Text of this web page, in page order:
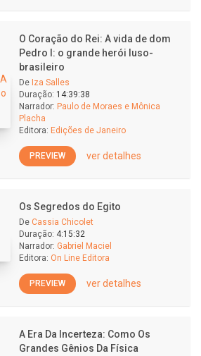
O Coração do Rei: A vida de dom
Pedro I: o grande herói luso-
brasileiro
De Iza Salles
Duração: 14:39:38
Narrador: Paulo de Moraes e Mônica
Placha
Editora: Edições de Janeiro
PREVIEW ver detalhes
Os Segredos do Egito
De Cassia Chicolet
Duração: 4:15:32
Narrador: Gabriel Maciel
Editora: On Line Editora
PREVIEW ver detalhes
A Era Da Incerteza: Como Os
Grandes Gênios Da Física